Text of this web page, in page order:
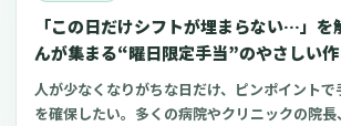
「この日だけシフトが埋まらない…」を
んが集まる“曜日限定手当”のやさしい
人が少なくなりがちな日だけ、ピンポイントで
を確保したい。多くの病院やクリニックの院